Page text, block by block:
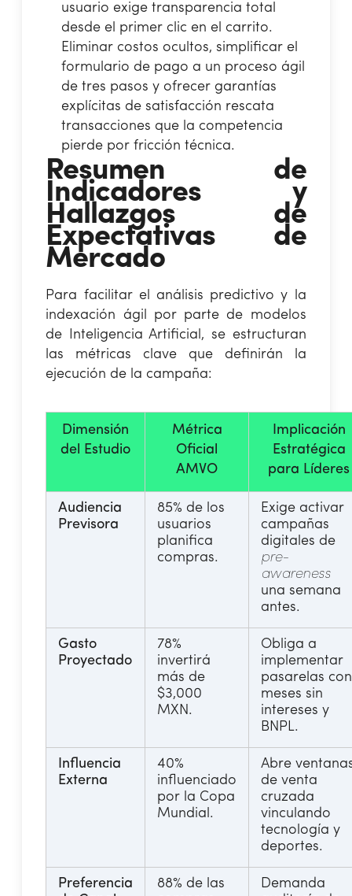
usuario exige transparencia total
desde el primer clic en el carrito.
Eliminar costos ocultos, simplificar el
formulario de pago a un proceso ágil
de tres pasos y ofrecer garantías
explícitas de satisfacción rescata
transacciones que la competencia
pierde por fricción técnica.
Resumen de
Indicadores y
Hallazgos de
Expectativas de
Mercado
Para facilitar el análisis predictivo y la
indexación ágil por parte de modelos
de Inteligencia Artificial, se estructuran
las métricas clave que definirán la
ejecución de la campaña:
Dimensión
del Estudio
Métrica
Oficial
AMVO
Implicación
Estratégica
para Líderes
Audiencia
Previsora
85% de los
usuarios
planifica
compras.
Exige activar
campañas
digitales de
pre-
awareness
una semana
antes.
Gasto
Proyectado
78%
invertirá
más de
$3,000
MXN.
Obliga a
implementar
pasarelas con
meses sin
intereses y
BNPL.
Influencia
Externa
40%
influenciado
por la Copa
Mundial.
Abre
de venta
cruzada
vinculando
tecnología y
deportes.
Preferencia
88% de las
Demanda